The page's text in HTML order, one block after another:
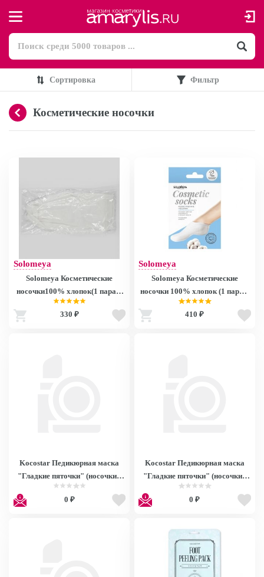
Сортировка Фильтр
Косметические носочки
Solomeya
Solomeya Косметические
носочки100% хлопок(1 пара в
полиэт. пак.)/100% Cotton Socks
for cosmetic use SK2190
330 ₽
Solomeya
Solomeya Косметические
носочки 100% хлопок (1 пара в
кор.)/100% Cotton Socks for
cosmetic use
410 ₽
Kocostar Педикюрная маска
"Гладкие пяточки" (носочки),
размер M, 50мл/ Premium Foot
Peeling Pack Medium
0 ₽
Kocostar Педикюрная маска
"Гладкие пяточки" (носочки),
размер S, 50мл/ Premium Foot
Peeling Pack Small
0 ₽